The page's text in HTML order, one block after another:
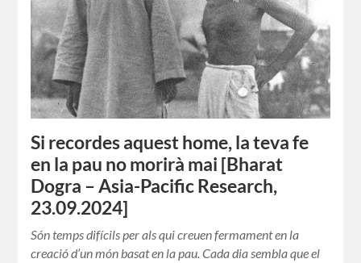
Si recordes aquest home, la teva fe
en la pau no morirà mai [Bharat
Dogra – Asia-Pacific Research,
23.09.2024]
Són temps difícils per als qui creuen fermament en la
creació d’un món basat en la pau. Cada dia sembla que el